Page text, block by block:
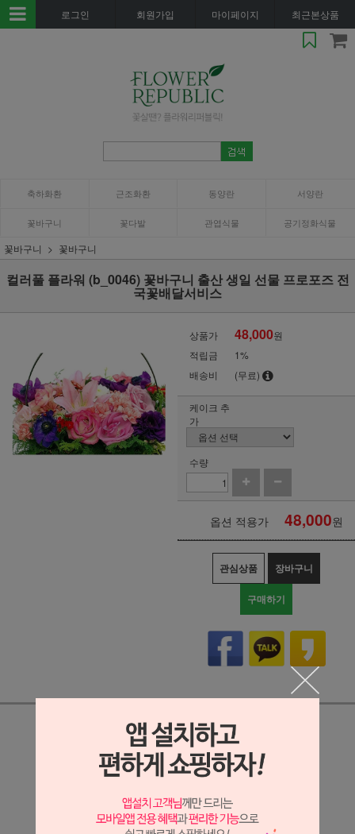
로그인 회원가입 마이페이지 최근본상품
축하화환 근조화환 동양란 서양란
꽃바구니 꽃다발 관엽식물 공기정화식물
꽃바구니 꽃바구니
컬러풀 플라워 (b_0046) 꽃바구니 출산 생일 선물 프로포즈 전
국꽃배달서비스
상품가 48,000원
적립금
1%
배송비
(무료)
케이크 추
가
수량
옵션 적용가 48,000원
관심상품 장바구니
구매하기
상세정보 새창 열기